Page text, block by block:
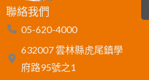
聯絡我們
05-620-4000
632007 雲林縣虎尾鎮學
府路95號之1